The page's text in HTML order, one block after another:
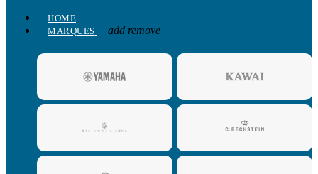
HOME
MARQUES
add remove